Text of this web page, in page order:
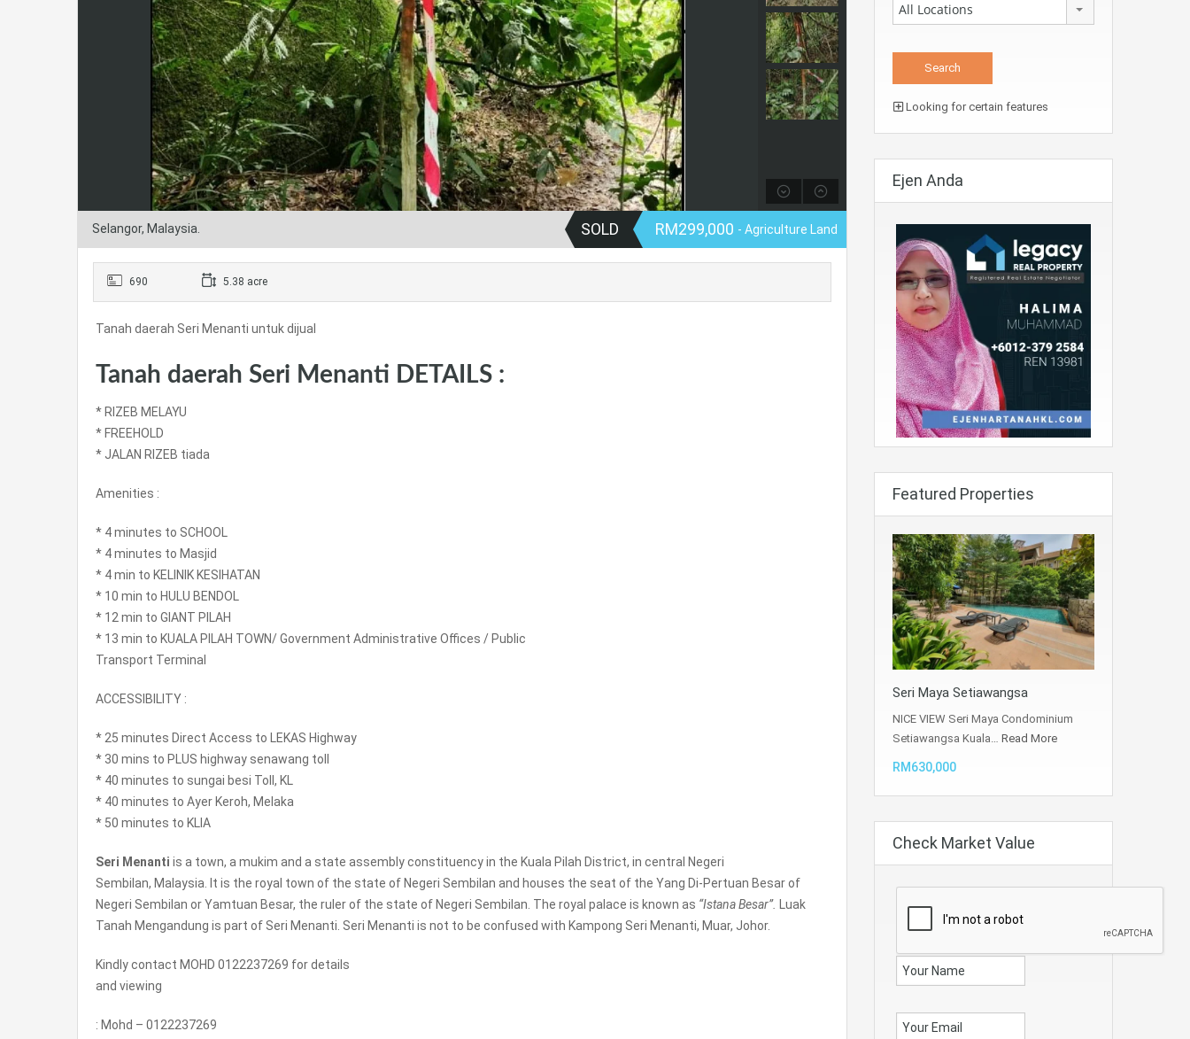
Selangor, Malaysia. SOLD RM299,000 - Agriculture Land
690 5.38 acre
Tanah daerah Seri Menanti untuk dijual
Tanah daerah Seri Menanti DETAILS :
* RIZEB MELAYU
* FREEHOLD
* JALAN RIZEB tiada
Amenities :
* 4 minutes to SCHOOL
* 4 minutes to Masjid
* 4 min to KELINIK KESIHATAN
* 10 min to HULU BENDOL
* 12 min to GIANT PILAH
* 13 min to KUALA PILAH TOWN/ Government Administrative Offices / Public
Transport Terminal
ACCESSIBILITY :
* 25 minutes Direct Access to LEKAS Highway
* 30 mins to PLUS highway senawang toll
* 40 minutes to sungai besi Toll, KL
* 40 minutes to Ayer Keroh, Melaka
* 50 minutes to KLIA
Seri Menanti is a town, a mukim and a state assembly constituency in the Kuala Pilah District, in central Negeri
Sembilan, Malaysia. It is the royal town of the state of Negeri Sembilan and houses the seat of the Yang Di-Pertuan Besar of
Negeri Sembilan or Yamtuan Besar, the ruler of the state of Negeri Sembilan. The royal palace is known as “Istana Besar”. Luak
Tanah Mengandung is part of Seri Menanti. Seri Menanti is not to be confused with Kampong Seri Menanti, Muar, Johor.
Kindly contact MOHD 0122237269 for details
and viewing
: Mohd – 0122237269
All Locations
Looking for certain features
Ejen Anda
Featured Properties
Seri Maya Setiawangsa
NICE VIEW Seri Maya Condominium
Setiawangsa Kuala… Read More
RM630,000
Check Market Value